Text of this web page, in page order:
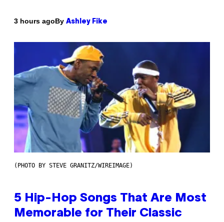
3 hours agoBy Ashley Fike
(PHOTO BY STEVE GRANITZ/WIREIMAGE)
5 Hip-Hop Songs That Are Most
Memorable for Their Classic